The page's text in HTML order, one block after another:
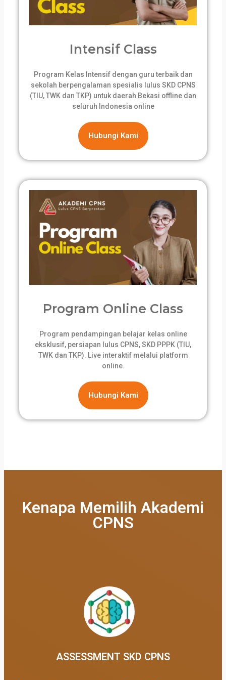
Intensif Class
Program Kelas Intensif dengan guru terbaik dan
sekolah berpengalaman spesialis lulus SKD CPNS
(TIU, TWK dan TKP) untuk daerah Bekasi offline dan
seluruh Indonesia online
Hubungi Kami
Program Online Class
Program pendampingan belajar kelas online
eksklusif, persiapan lulus CPNS, SKD PPPK (TIU,
TWK dan TKP). Live interaktif melalui platform
online.
Hubungi Kami
Kenapa Memilih Akademi
CPNS
ASSESSMENT SKD CPNS